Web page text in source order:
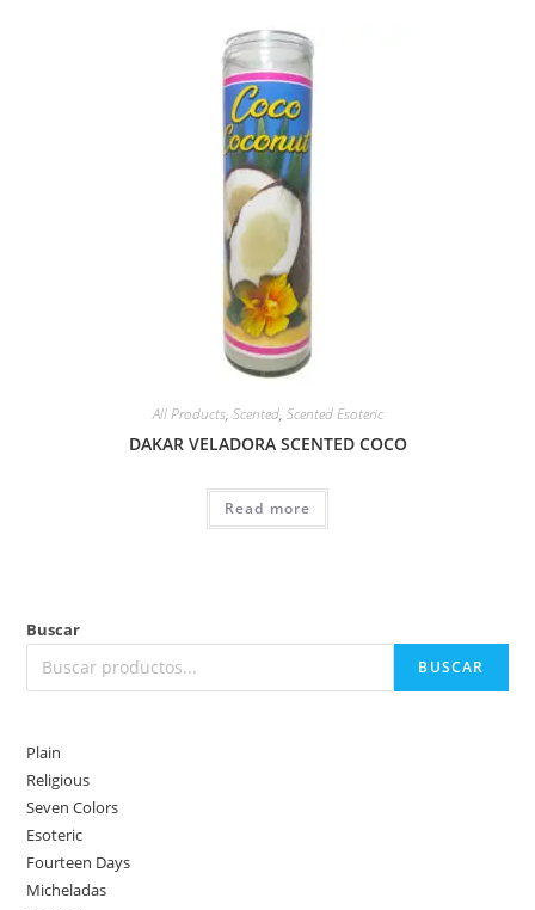
All Products, Scented, Scented Esoteric
DAKAR VELADORA SCENTED COCO
Read more
Buscar
BUSCAR
Plain
Religious
Seven Colors
Esoteric
Fourteen Days
Micheladas